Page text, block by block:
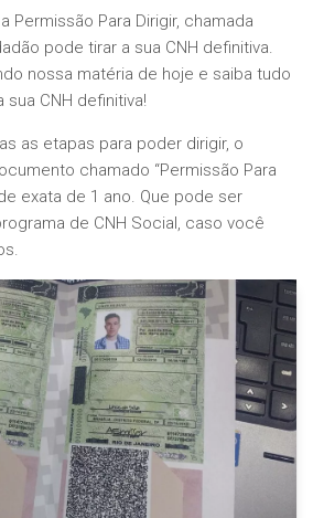
Permissão Para Dirigir, chamada
pode tirar a sua CNH definitiva.
nossa matéria de hoje e saiba tudo
CNH definitiva!
as etapas para poder dirigir, o
chamado “Permissão Para
exata de 1 ano. Que pode ser
de CNH Social, caso você